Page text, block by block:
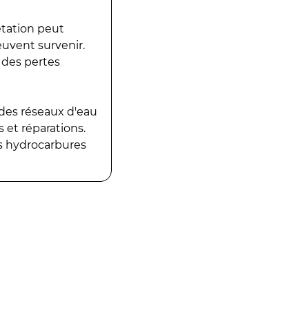
peut
survenir.
pertes
réseaux d'eau
et réparations.
hydrocarbures